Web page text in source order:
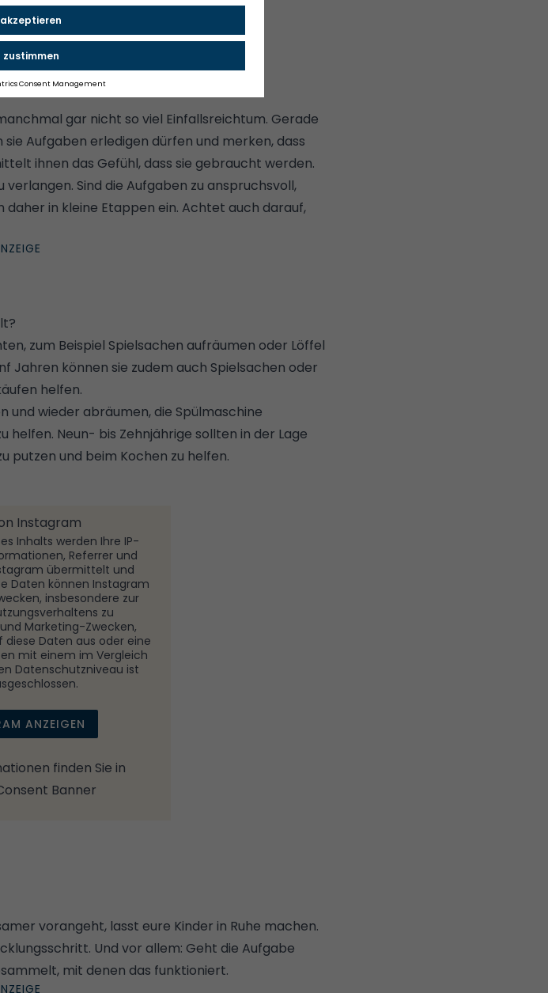
gar nicht so viel Einfallsreichtum. Gerade
Aufgaben erledigen dürfen und merken, dass
ihnen das Gefühl, dass sie gebraucht werden.
Sind die Aufgaben zu anspruchsvoll,
in kleine Etappen ein. Achtet auch darauf,
zum Beispiel Spielsachen aufräumen oder Löffel
Jahren können sie zudem auch Spielsachen oder
helfen.
und wieder abräumen, die Spülmaschine
Neun- bis Zehnjährige sollten in der Lage
putzen und beim Kochen zu helfen.
Instagram
Inhalts werden Ihre IP-
Referrer und
übermittelt und
Daten können Instagram
insbesondere zur
zu
Marketing-Zwecken,
diese Daten aus oder eine
mit einem im Vergleich
Datenschutzniveau ist
ANZEIGEN
finden Sie in
Banner
vorangeht, lasst eure Kinder in Ruhe machen.
Und vor allem: Geht die Aufgabe
mit denen das funktioniert.